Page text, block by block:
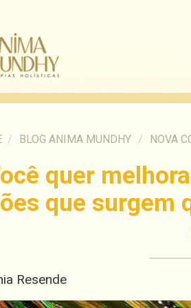
/ BLOG ANIMA MUNDHY / NOVA
quer
que surgem
Resende